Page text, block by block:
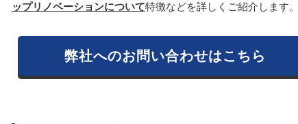
ップリノベーションについて特徴などを詳しくご紹介します。
弊社へのお問い合わせはこちら